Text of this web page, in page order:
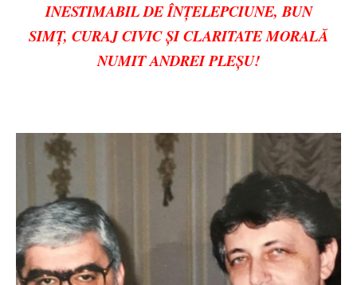
INESTIMABIL DE ÎNȚELEPCIUNE, BUN
SIMȚ, CURAJ CIVIC ȘI CLARITATE MORALĂ
NUMIT ANDREI PLEȘU!